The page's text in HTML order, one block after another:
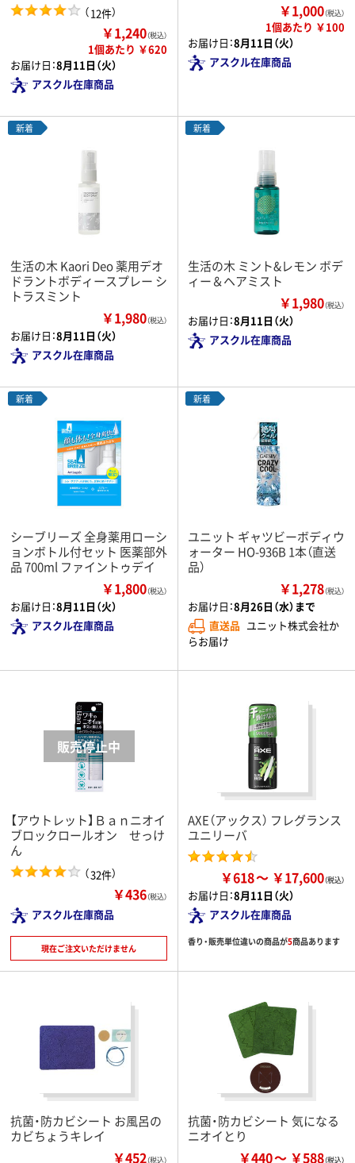
（12件）
￥1,240（税込）
1個あたり ￥620
お届け日：8月11日（火）
アスクル在庫商品
￥1,000（税込）
1個あたり ￥100
お届け日：8月11日（火）
アスクル在庫商品
新着
生活の木 Kaori Deo 薬用デオ
ドラントボディースプレー シ
トラスミント
￥1,980（税込）
お届け日：8月11日（火）
アスクル在庫商品
新着
生活の木 ミント&レモン ボデ
ィー＆ヘアミスト
￥1,980（税込）
お届け日：8月11日（火）
アスクル在庫商品
新着
シーブリーズ 全身薬用ローシ
ョンボトル付セット 医薬部外
品 700ml ファイントゥデイ
￥1,800（税込）
お届け日：8月11日（火）
アスクル在庫商品
新着
ユニット ギャツビーボディウ
ォーター HO-936B 1本（直送
品）
￥1,278（税込）
お届け日：8月26日（水）まで
直送品 ユニット株式会社か
らお届け
【アウトレット】Ｂａｎニオイ
ブロックロールオン せっけ
ん
（32件）
￥436（税込）
アスクル在庫商品
現在ご注文いただけません
AXE（アックス） フレグランス
ユニリーバ
￥618 ￥17,600
お届け日：8月11日（火）
アスクル在庫商品
香り・販売単位違いの商品が5商品あります
抗菌・防カビシート お風呂の
カビちょうキレイ
￥452（税込）
抗菌・防カビシート 気になる
ニオイとり
￥440 ￥588